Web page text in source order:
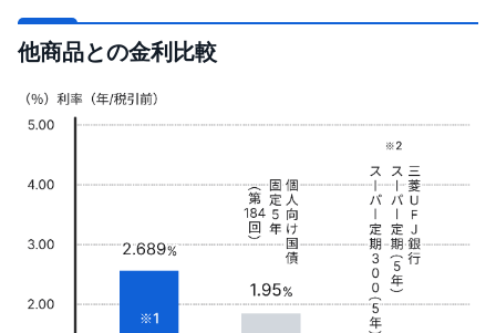
ロ
ボ
ド
(R
O
B
R
O
e
C
他商品との金利比較